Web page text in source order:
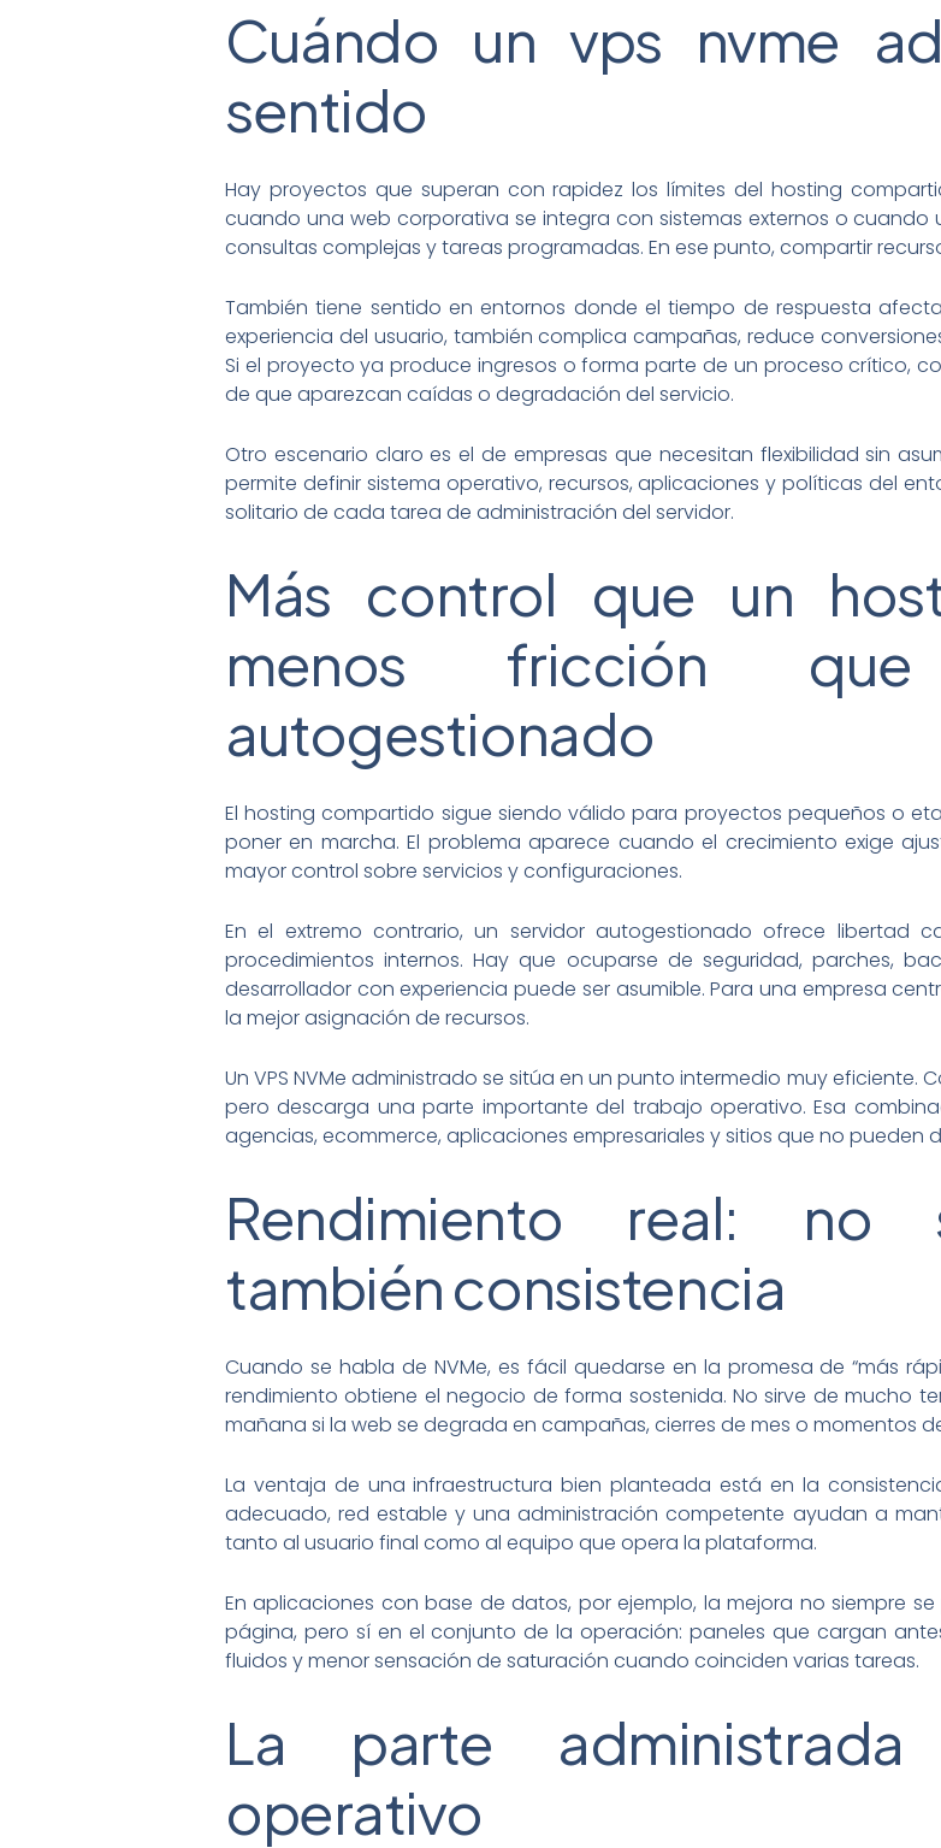
Cuándo un vps nvme
sentido
Hay proyectos que superan con rapidez los límites del hosting
cuando una web corporativa se integra con sistemas externos o cuando
consultas complejas y tareas programadas. En ese punto, compartir
También tiene sentido en entornos donde el tiempo de respuesta
experiencia del usuario, también complica campañas, reduce
Si el proyecto ya produce ingresos o forma parte de un proceso crítico,
de que aparezcan caídas o degradación del servicio.
Otro escenario claro es el de empresas que necesitan flexibilidad sin
permite definir sistema operativo, recursos, aplicaciones y políticas del
solitario de cada tarea de administración del servidor.
Más control que un
menos fricción
autogestionado
El hosting compartido sigue siendo válido para proyectos pequeños o
poner en marcha. El problema aparece cuando el crecimiento exige
mayor control sobre servicios y configuraciones.
En el extremo contrario, un servidor autogestionado ofrece libertad
procedimientos internos. Hay que ocuparse de seguridad, parches,
desarrollador con experiencia puede ser asumible. Para una empresa
la mejor asignación de recursos.
Un VPS NVMe administrado se sitúa en un punto intermedio muy
pero descarga una parte importante del trabajo operativo. Esa
agencias, ecommerce, aplicaciones empresariales y sitios que no pueden
Rendimiento real: no
también consistencia
Cuando se habla de NVMe, es fácil quedarse en la promesa de “más
rendimiento obtiene el negocio de forma sostenida. No sirve de mucho
mañana si la web se degrada en campañas, cierres de mes o momentos
La ventaja de una infraestructura bien planteada está en la
adecuado, red estable y una administración competente ayudan a
tanto al usuario final como al equipo que opera la plataforma.
En aplicaciones con base de datos, por ejemplo, la mejora no siempre
página, pero sí en el conjunto de la operación: paneles que cargan
fluidos y menor sensación de saturación cuando coinciden varias tareas.
La parte
operativo